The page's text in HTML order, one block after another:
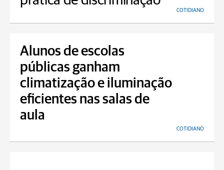
COTIDIANO
Alunos de escolas
públicas ganham
climatização e iluminação
eficientes nas salas de
aula
COTIDIANO